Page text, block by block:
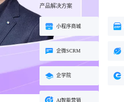
产品解决方案
小程序商城
企微SCRM
企学院
AI智能营销